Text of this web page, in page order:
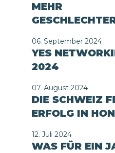
MEHR
06. September 2024
YES
2024
07. August 2024
DIE SCHWEIZ
ERFOLG IN
12. Juli 2024
WAS FÜR EIN